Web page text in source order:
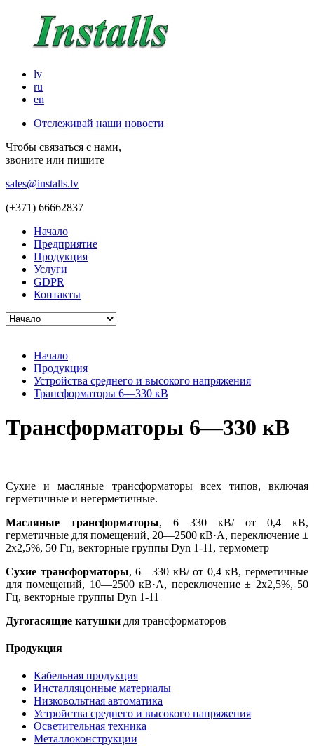
lv
ru
en
Отслеживай наши новости
Чтобы связаться с нами,
звоните или пишите
sales@installs.lv
(+371) 66662837
Начало
Предприятие
Продукция
Услуги
GDPR
Контакты
Начало
Продукция
Устройства среднего и высокого напряжения
Трансформаторы 6—330 кВ
Трансформаторы 6—330 кВ
Сухие и масляные трансформаторы всех типов, включая
герметичные и негерметичные.
Масляные трансформаторы, 6—330 кВ/ от 0,4 кВ,
герметичные для помещений, 20—2500 кВ·А, переключение ±
2x2,5%, 50 Гц, векторные группы Dyn 1-11, термометр
Сухие трансформаторы, 6—330 кВ/ от 0,4 кВ, герметичные
для помещений, 10—2500 кВ·А, переключение ± 2x2,5%, 50
Гц, векторные группы Dyn 1-11
Дугогасящие катушки для трансформаторов
Продукция
Кабельная продукция
Инсталляцонные материалы
Низковольтная автоматика
Устройства среднего и высокого напряжения
Осветительная техника
Металлоконструкции